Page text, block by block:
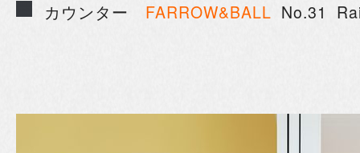
カウンター FARROW&BALL No.31